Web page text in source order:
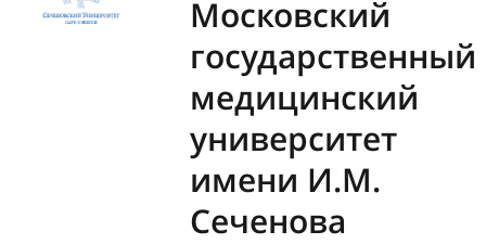
Московский
государственный
медицинский
университет
имени И.М.
Сеченова